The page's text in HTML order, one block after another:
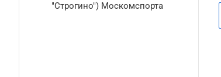
"Строгино") Москомспорта